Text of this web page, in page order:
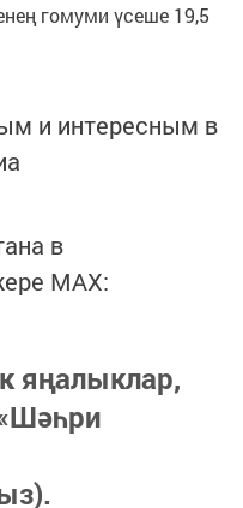
гомуми үсеше 19,5
и интересным в
в
MАХ:
яңалыклар,